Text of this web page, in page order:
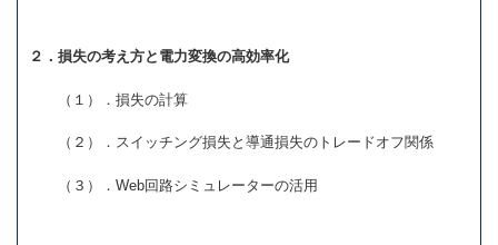
２．損失の考え方と電力変換の高効率化
（１）．損失の計算
（２）．スイッチング損失と導通損失のトレードオフ関係
（３）．Web回路シミュレーターの活用